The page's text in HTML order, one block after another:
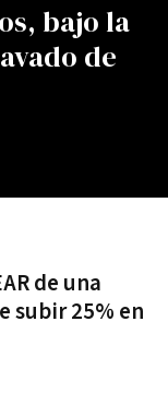
bajo la
de
de una
subir 25% en